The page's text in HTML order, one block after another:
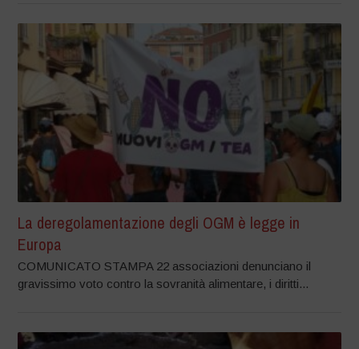
La deregolamentazione degli OGM è legge in
Europa
COMUNICATO STAMPA 22 associazioni denunciano il
gravissimo voto contro la sovranità alimentare, i diritti...